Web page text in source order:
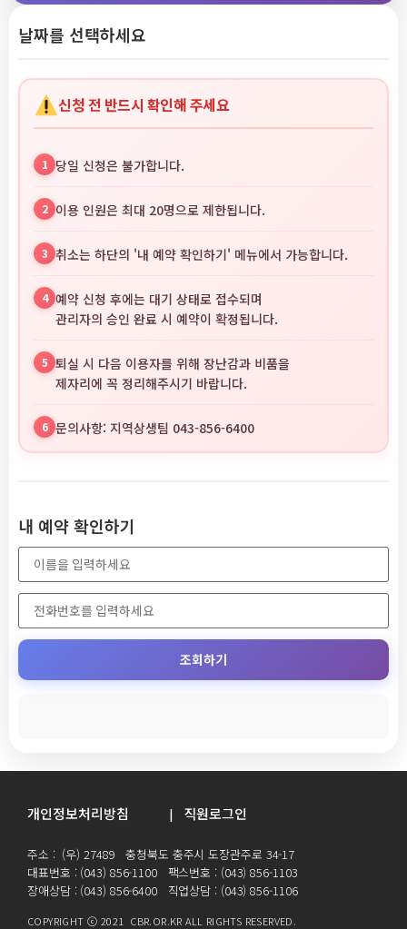
날짜를 선택하세요
신청 전 반드시 확인해 주세요
1 당일 신청은 불가합니다.
2 이용 인원은 최대 20명으로 제한됩니다.
3 취소는 하단의 '내 예약 확인하기' 메뉴에서 가능합니다.
4 예약 신청 후에는 대기 상태로 접수되며
관리자의 승인 완료 시 예약이 확정됩니다.
5 퇴실 시 다음 이용자를 위해 장난감과 비품을
제자리에 꼭 정리해주시기 바랍니다.
6 문의사항: 지역상생팀 043-856-6400
내 예약 확인하기
조회하기
개인정보처리방침 | 직원로그인
주소 : (우) 27489 충청북도 충주시 도장관주로 34-17
대표번호 : (043) 856-1100 팩스번호 : (043) 856-1103
장애상담 : (043) 856-6400 직업상담 : (043) 856-1106
COPYRIGHT ⓒ 2021 CBR.OR.KR ALL RIGHTS RESERVED.